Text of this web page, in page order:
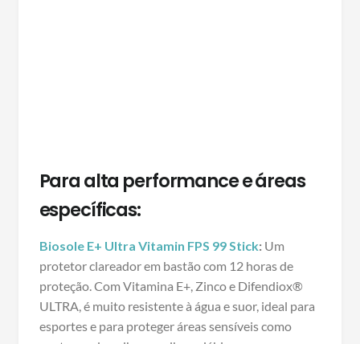
Para alta performance e áreas
específicas:
Biosole E+ Ultra Vitamin FPS 99 Stick:Um
protetor clareador em bastão com 12 horas de
proteção. Com Vitamina E+, Zinco e Difendiox®
ULTRA, é muito resistente à água e suor, ideal para
esportes e para proteger áreas sensíveis como